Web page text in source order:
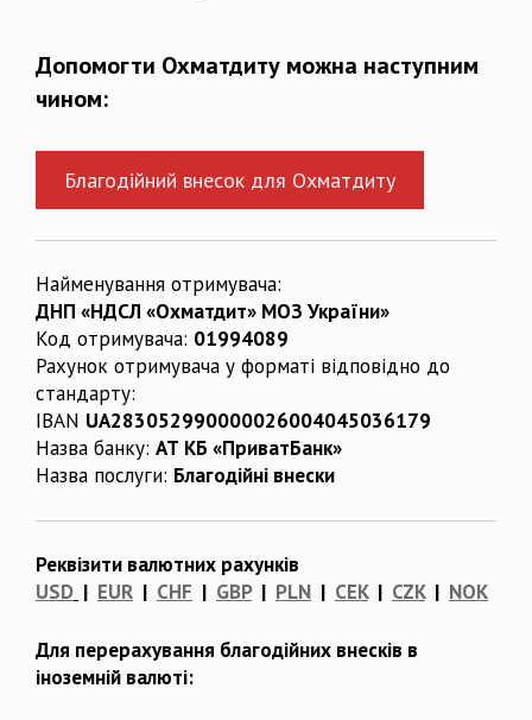
Допомогти Охматдиту можна наступним
чином:
Благодійний внесок для Охматдиту
Найменування отримувача:
ДНП «НДСЛ «Охматдит» МОЗ України»
Код отримувача: 01994089
Рахунок отримувача у форматі відповідно до
стандарту:
IBAN UA283052990000026004045036179
Назва банку: АТ КБ «ПриватБанк»
Назва послуги: Благодійні внески
Реквізити валютних рахунків
USD | EUR | CHF | GBP| PLN | CEK| CZK| NOK
Для перерахування благодійних внесків в
іноземній валюті: